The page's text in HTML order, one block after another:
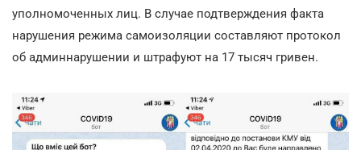
уполномоченных лиц. В случае подтверждения факта
нарушения режима самоизоляции составляют протокол
об админнарушении и штрафуют на 17 тысяч гривен.